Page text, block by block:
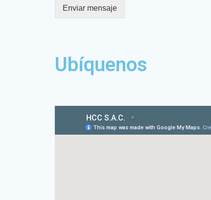
Enviar mensaje
Ubíquenos